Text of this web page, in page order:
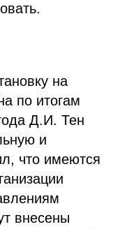
на
по итогам
Д.И. Тен
и
что имеются
внесены